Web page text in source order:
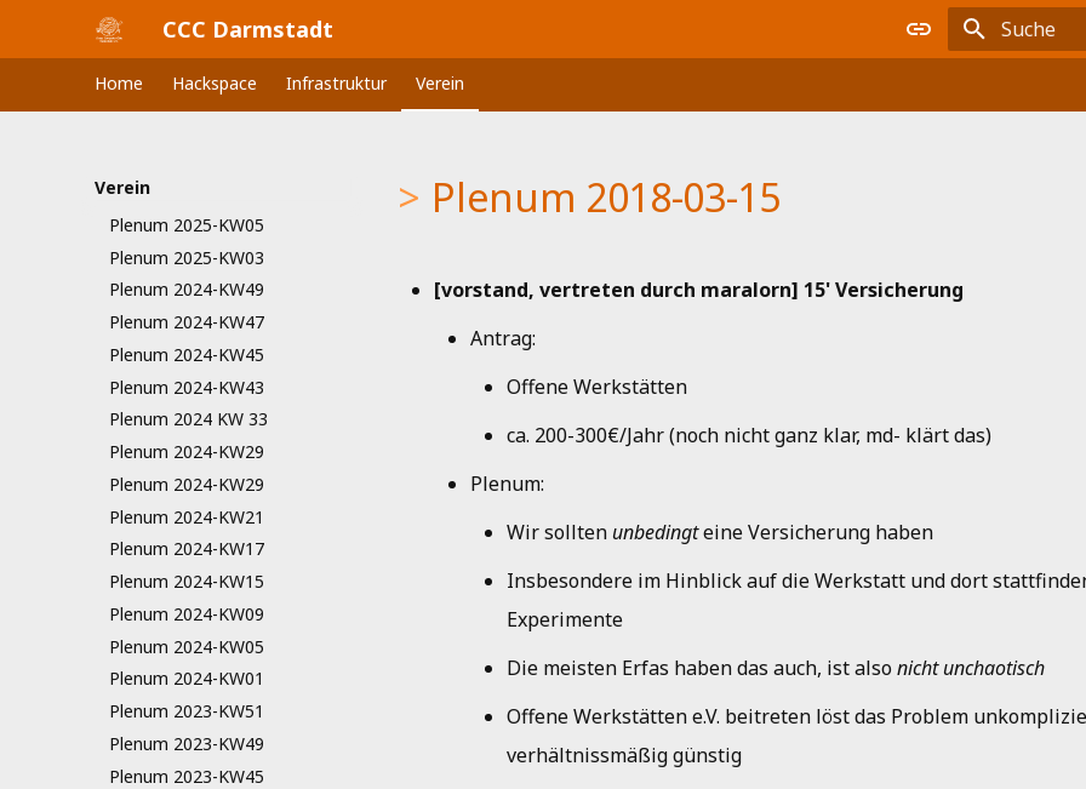
CCC Darmstadt
Home Hackspace Infrastruktur Verein
Verein
Plenum 2025-KW19
Plenum 2025-KW17
Plenum 2025-KW15
Plenum 2025-KW09
Plenum 2025-KW05
Plenum 2025-KW03
Plenum 2024-KW49
Plenum 2024-KW47
Plenum 2024-KW45
Plenum 2024-KW43
Plenum 2024 KW 33
Plenum 2024-KW29
Plenum 2024-KW29
Plenum 2024-KW21
Plenum 2024-KW17
Plenum 2024-KW15
Plenum 2024-KW09
Plenum 2024-KW05
Plenum 2024-KW01
Plenum 2023-KW51
Plenum 2023-KW49
Plenum 2023-KW45
Plenum 2018-03-15
[vorstand, vertreten durch maralorn] 15' Versicherung
Antrag:
Offene Werkstätten
ca. 200-300€/Jahr (noch nicht ganz klar, md- klärt das)
Plenum:
Wir sollten unbedingteine Versicherung haben
Insbesondere im Hinblick auf die Werkstatt und dort
Experimente
Die meisten Erfas haben das auch, ist alsonicht unchaotisch
Offene Werkstätten e.V. beitreten löst das Problem
verhältnissmäßig günstig